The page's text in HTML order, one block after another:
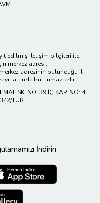
edilmiş iletişim bilgileri ile
merkez adresi;
adresinin bulunduğu il
altında bulunmaktadır.
SK. NO: 39 İÇ KAPI NO: 4
TUR
İndirin